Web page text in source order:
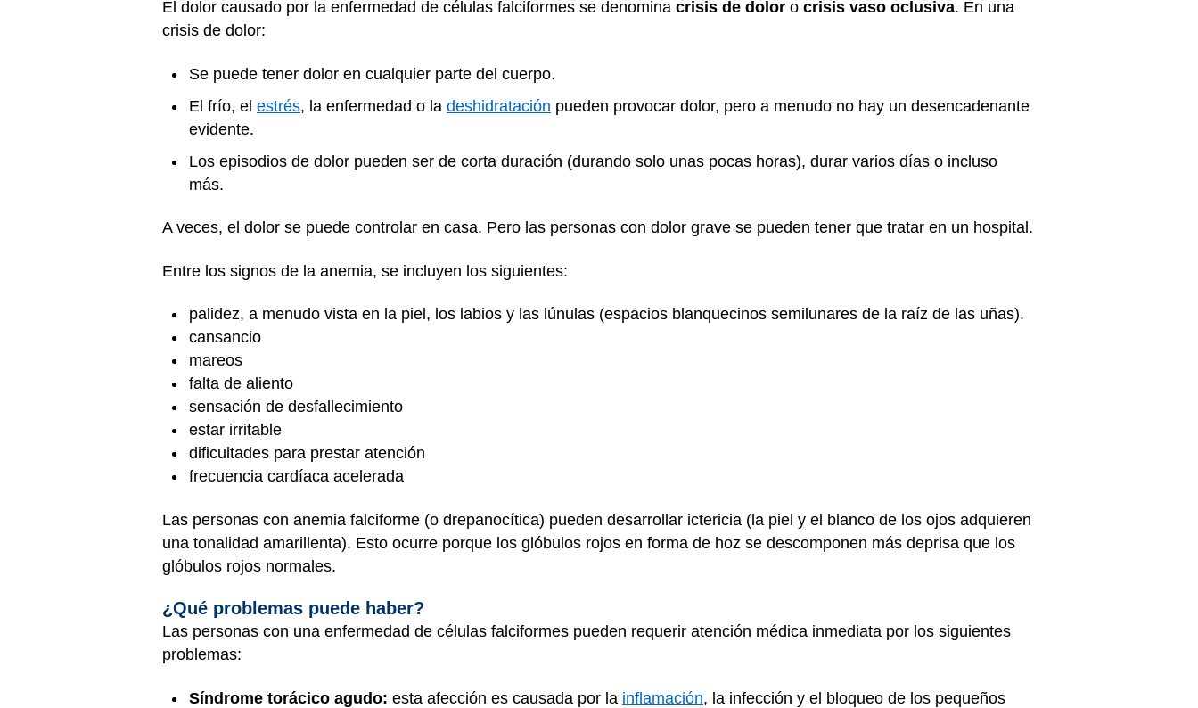
El dolor causado por la enfermedad de células falciformes se denomina crisis de dolor o crisis vaso oclusiva. En una
crisis de dolor:
Se puede tener dolor en cualquier parte del cuerpo.
El frío, el estrés, la enfermedad o la deshidratación pueden provocar dolor, pero a menudo no hay un desencadenante
evidente.
Los episodios de dolor pueden ser de corta duración (durando solo unas pocas horas), durar varios días o incluso
más.
A veces, el dolor se puede controlar en casa. Pero las personas con dolor grave se pueden tener que tratar en un hospital.
Entre los signos de la anemia, se incluyen los siguientes:
palidez, a menudo vista en la piel, los labios y las lúnulas (espacios blanquecinos semilunares de la raíz de las uñas).
cansancio
mareos
falta de aliento
sensación de desfallecimiento
estar irritable
dificultades para prestar atención
frecuencia cardíaca acelerada
Las personas con anemia falciforme (o drepanocítica) pueden desarrollar ictericia (la piel y el blanco de los ojos adquieren
una tonalidad amarillenta). Esto ocurre porque los glóbulos rojos en forma de hoz se descomponen más deprisa que los
glóbulos rojos normales.
¿Qué problemas puede haber?
Las personas con una enfermedad de células falciformes pueden requerir atención médica inmediata por los siguientes
problemas:
Síndrome torácico agudo: esta afección es causada por la inflamación, la infección y el bloqueo de los pequeños